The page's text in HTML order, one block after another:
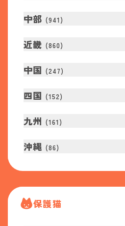
中部 (941 )
近畿 (860)
中国 (247)
四国 (152)
九州 (161 )
沖縄 (86)
保護猫